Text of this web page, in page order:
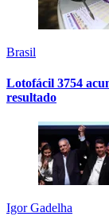
Brasil
Lotofácil 3754
resultado
Igor Gadelha